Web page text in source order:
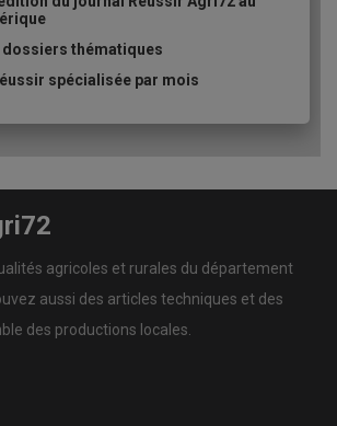
dossiers thématiques
spécialisée par mois
agricoles et rurales du département
aussi des articles techniques et des
des productions locales.